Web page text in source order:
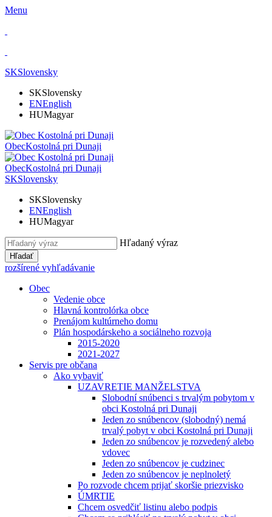
Menu
SKSlovensky
SKSlovensky
ENEnglish
HUMagyar
ObecKostolná pri Dunaji
ObecKostolná pri Dunaji
SKSlovensky
SKSlovensky
ENEnglish
HUMagyar
Hľadaný výraz
Hľadať
rozšírené vyhľadávanie
Obec
Vedenie obce
Hlavná kontrolórka obce
Prenájom kultúrneho domu
Plán hospodárskeho a sociálneho rozvoja
2015-2020
2021-2027
Servis pre občana
Ako vybaviť
UZAVRETIE MANŽELSTVA
Slobodní snúbenci s trvalým pobytom v
obci Kostolná pri Dunaji
Jeden zo snúbencov (slobodný) nemá
trvalý pobyt v obci Kostolná pri Dunaji
Jeden zo snúbencov je rozvedený alebo
vdovec
Jeden zo snúbencov je cudzinec
Jeden zo snúbencov je neplnoletý
Po rozvode chcem prijať skoršie priezvisko
ÚMRTIE
Chcem osvedčiť listinu alebo podpis